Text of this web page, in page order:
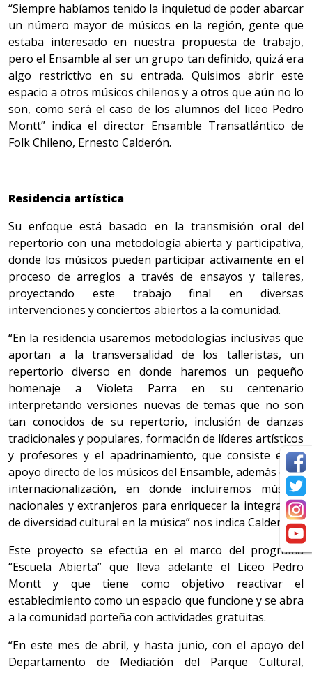
“Siempre habíamos tenido la inquietud de poder abarcar
un número mayor de músicos en la región, gente que
estaba interesado en nuestra propuesta de trabajo,
pero el Ensamble al ser un grupo tan definido, quizá era
algo restrictivo en su entrada. Quisimos abrir este
espacio a otros músicos chilenos y a otros que aún no lo
son, como será el caso de los alumnos del liceo Pedro
Montt” indica el director Ensamble Transatlántico de
Folk Chileno, Ernesto Calderón.
Residencia artística
Su enfoque está basado en la transmisión oral del
repertorio con una metodología abierta y participativa,
donde los músicos pueden participar activamente en el
proceso de arreglos a través de ensayos y talleres,
proyectando este trabajo final en diversas
intervenciones y conciertos abiertos a la comunidad.
“En la residencia usaremos metodologías inclusivas que
aportan a la transversalidad de los talleristas, un
repertorio diverso en donde haremos un pequeño
homenaje a Violeta Parra en su centenario
interpretando versiones nuevas de temas que no son
tan conocidos de su repertorio, inclusión de danzas
tradicionales y populares, formación de líderes artísticos
y profesores y el apadrinamiento, que consiste en el
apoyo directo de los músicos del Ensamble, además de la
internacionalización, en donde incluiremos músicos
nacionales y extranjeros para enriquecer la integración
de diversidad cultural en la música” nos indica Calderón.
Este proyecto se efectúa en el marco del programa
“Escuela Abierta” que lleva adelante el Liceo Pedro
Montt y que tiene como objetivo reactivar el
establecimiento como un espacio que funcione y se abra
a la comunidad porteña con actividades gratuitas.
“En este mes de abril, y hasta junio, con el apoyo del
Departamento de Mediación del Parque Cultural,